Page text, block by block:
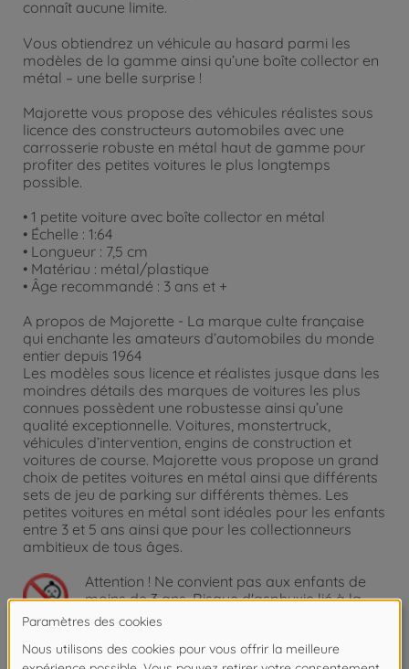
connaît aucune limite.
Vous obtiendrez un véhicule au hasard parmi les
modèles de la gamme ainsi qu’une boîte collector en
métal – une belle surprise !
Majorette vous propose des véhicules réalistes sous
licence des constructeurs automobiles avec une
carrosserie robuste en métal haut de gamme pour
profiter des petites voitures le plus longtemps
possible.
• 1 petite voiture avec boîte collector en métal
• Échelle : 1:64
• Longueur : 7,5 cm
• Matériau : métal/plastique
• Âge recommandé : 3 ans et +
A propos de Majorette - La marque culte française
qui enchante les amateurs d’automobiles du monde
entier depuis 1964
Les modèles sous licence et réalistes jusque dans les
moindres détails des marques de voitures les plus
connues possèdent une robustesse ainsi qu’une
qualité exceptionnelle. Voitures, monstertruck,
véhicules d’intervention, engins de construction et
voitures de course. Majorette vous propose un grand
choix de petites voitures en métal ainsi que différents
sets de jeu de parking sur différents thèmes. Les
petites voitures en métal sont idéales pour les enfants
entre 3 et 5 ans ainsi que pour les collectionneurs
ambitieux de tous âges.
Attention ! Ne convient pas aux enfants de
moins de 3 ans. Risque d'asphyxie lié à la
présence de pièces de petite taille.